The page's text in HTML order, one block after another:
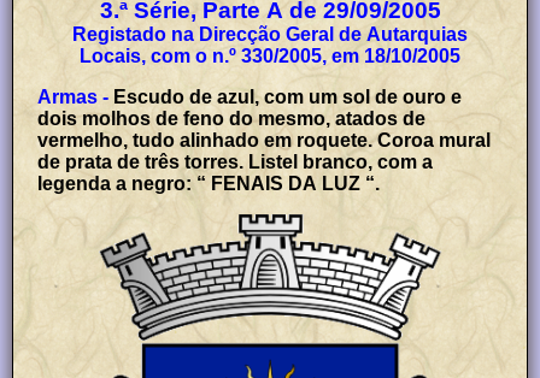
3.ª Série, Parte A de 29/09/2005
Registado na Direcção Geral de Autarquias
Locais, com o n.º 330/2005, em 18/10/2005
Armas - Escudo de azul, com um sol de ouro e
dois molhos de feno do mesmo, atados de
vermelho, tudo alinhado em roquete. Coroa mural
de prata de três torres. Listel branco, com a
legenda a negro: “ FENAIS DA LUZ “.